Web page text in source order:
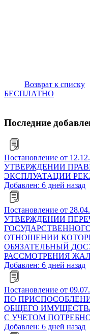
Возврат к списку
БЕСПЛАТНО
Последние
Постановление от
УТВЕРЖДЕНИИ
ЭКСПЛУАТАЦИИ
Добавлен: 6 дней назад
Постановление от
УТВЕРЖДЕНИИ
ОТНОШЕНИИ
ОБЯЗАТЕЛЬНЫЙ
РАССМОТРЕНИЯ
Добавлен: 6 дней назад
Постановление от
ПО
ОБЩЕГО
С УЧЕТОМ
Добавлен: 6 дней назад